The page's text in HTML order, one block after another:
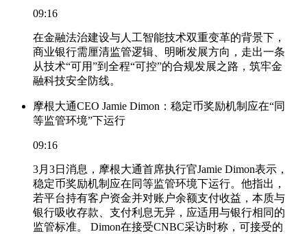
09:16
在金融法治建设与人工智能技术双重变革的背景下，
商业银行需厘清监管逻辑、明晰发展方向，走出一条
从技术“可用”到全程“可控”的合规发展之路，筑牢金
融科技安全防线。
摩根大通CEO Jamie Dimon：稳定币奖励机制应在“同
等监管环境”下运行
09:16
3月3日消息，摩根大通首席执行官Jamie Dimon表示，
稳定币奖励机制应在同等监管环境下运行。他指出，
若平台持有客户资金并对账户余额支付收益，本质与
银行吸收存款、支付利息无异，应适用与银行相同的
监管标准。 Dimon在接受CNBC采访时称，可接受的